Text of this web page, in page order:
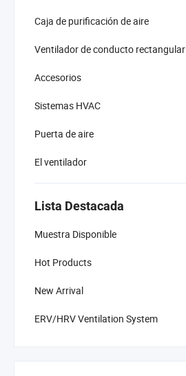
Caja de purificación de aire
Ventilador de conducto rectangular
Accesorios
Sistemas HVAC
Puerta de aire
El ventilador
Lista Destacada
Muestra Disponible
Hot Products
New Arrival
ERV/HRV Ventilation System